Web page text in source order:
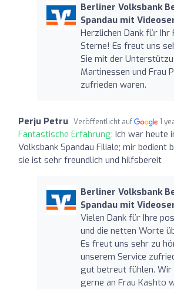
Berliner Volksbank
Spandau mit
Herzlichen Dank für Ihr
Sterne! Es freut uns
Sie mit der
Martinessen und Frau
zufrieden waren.
Perju Petru Veröffentlicht auf 1
Fantastische Erfahrung: Ich war heute
Volksbank Spandau Filiale; mir bedient
sie ist sehr freundlich und hilfsbereit
Berliner Volksbank
Spandau mit
Vielen Dank für Ihre
und die netten Worte
Es freut uns sehr zu
unserem Service
gut betreut fühlen. Wir
gerne an Frau Kashto